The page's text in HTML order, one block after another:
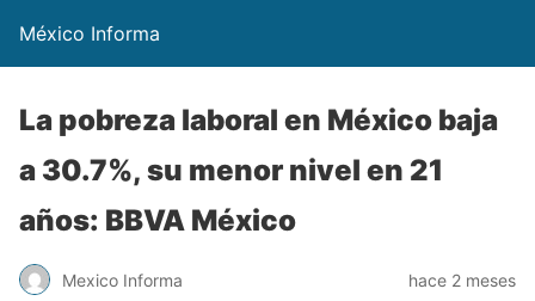
México Informa
La pobreza laboral en México baja
a 30.7%, su menor nivel en 21
años: BBVA México
Mexico Informa hace 2 meses